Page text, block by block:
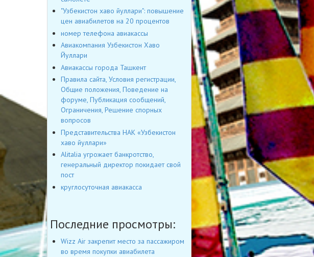
"Узбекистон хаво йуллари": повышение
цен авиабилетов на 20 процентов
номер телефона авиакассы
Авиакомпания Узбекистон Хаво
Йуллари
Авиакассы города Ташкент
Правила сайта, Условия регистрации,
Общие положения, Поведение на
форуме, Публикация сообщений,
Ограничения, Решение спорных
вопросов
Представительства НАК «Узбекистон
хаво йуллари»
Alitalia угрожает банкротство,
генеральный директор покидает свой
пост
круглосуточная авиакасса
Последние просмотры:
Wizz Air закрепит место за пассажиром
во время покупки авиабилета